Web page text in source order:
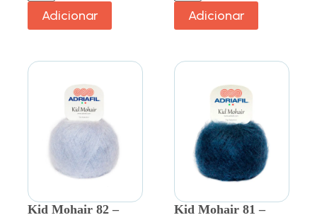
Adicionar Adicionar
Kid Mohair 82 –
Kid Mohair 81 –